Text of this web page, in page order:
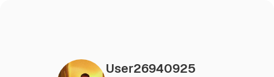
User26940925